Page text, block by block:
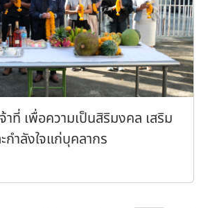
าที่ เพื่อความเป็นสิริมงคล เสริม
ำลังใจแก่บุคลากร